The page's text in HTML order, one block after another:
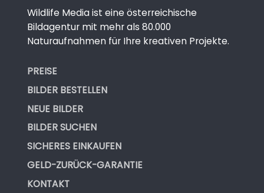
Wildlife Media ist eine österreichische
Bildagentur mit mehr als 80.000
Naturaufnahmen für Ihre kreativen Projekte.
PREISE
BILDER BESTELLEN
NEUE BILDER
BILDER SUCHEN
SICHERES EINKAUFEN
GELD-ZURÜCK-GARANTIE
KONTAKT